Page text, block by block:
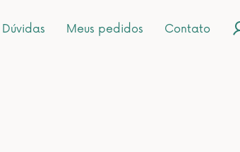
Dúvidas Meus pedidos Contato